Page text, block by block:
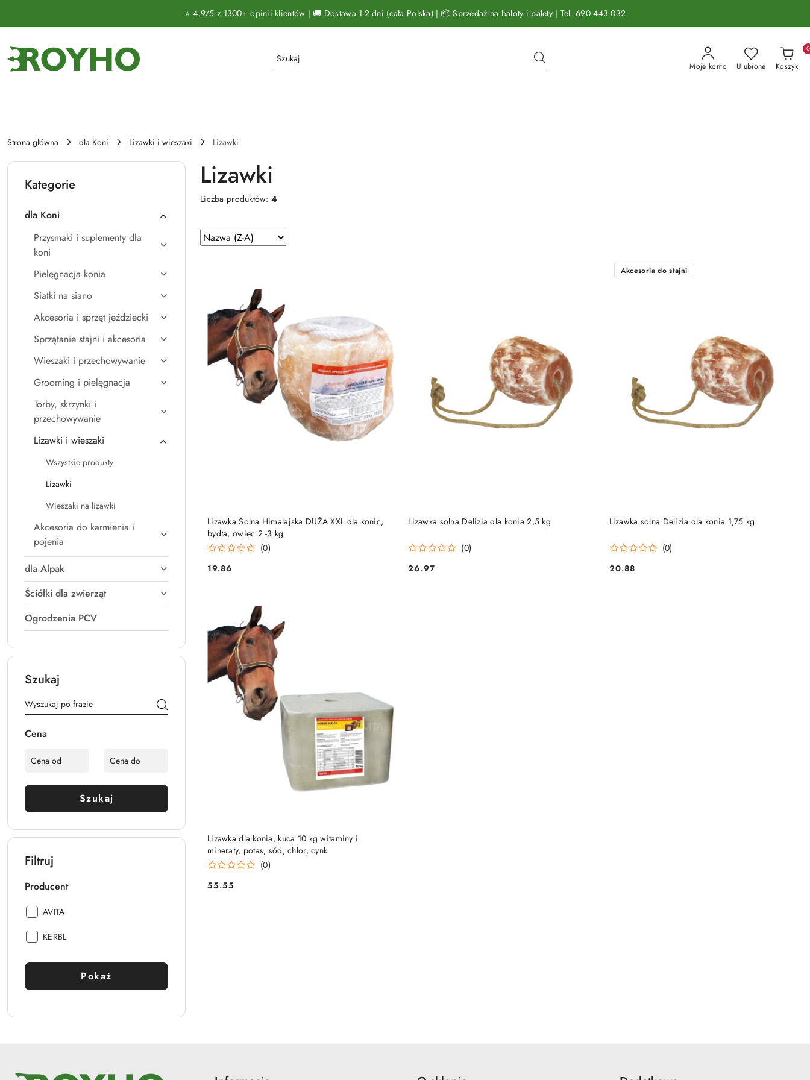
⭐ 4,9/5 z 1300+ opinii klientów | 🚚 Dostawa 1-2 dni (cała Polska) | 📦 Sprzedaż na baloty i palety | Tel.690 443 032
Moje konto Ulubione Koszyk
0
Strona główna dla Koni Lizawki i wieszaki Lizawki
Kategorie
dla Koni
Przysmaki i suplementy dla
koni
Pielęgnacja konia
Siatki na siano
Akcesoria i sprzęt jeździecki
Sprzątanie stajni i akcesoria
Wieszaki i przechowywanie
Grooming i pielęgnacja
Torby, skrzynki i
przechowywanie
Lizawki i wieszaki
Wszystkie produkty
Lizawki
Wieszaki na lizawki
Akcesoria do karmienia i
pojenia
dla Alpak
Ściółki dla zwierząt
Ogrodzenia PCV
Szukaj
Cena
Szukaj
Filtruj
Producent
Producent:
AVITA
Producent:
KERBL
Pokaż
Lizawki
Liczba produktów:4
Zastosowano
sortowanie:
Sortuj
według
Lizawka Solna Himalajska DUŻA XXL dla konic,
bydła, owiec 2 -3 kg
(0)
Cena:
19.86
DO KOSZYKA Lizawka solna Delizia dla konia 2,5 kg
(0)
Cena:
26.97
DO KOSZYKA Lizawka solna Delizia dla konia 1,75 kg
(0)
Cena:
20.88
Akcesoria do stajni
DO KOSZYKA
Lizawka dla konia, kuca 10 kg witaminy i
minerały, potas, sód, chlor, cynk
(0)
Cena:
55.55
PRODUKT NIEDOSTĘPNY